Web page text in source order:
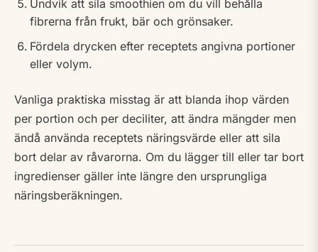
Undvik att sila smoothien om du vill behålla
fibrerna från frukt, bär och grönsaker.
Fördela drycken efter receptets angivna portioner
eller volym.
Vanliga praktiska misstag är att blanda ihop värden
per portion och per deciliter, att ändra mängder men
ändå använda receptets näringsvärde eller att sila
bort delar av råvarorna. Om du lägger till eller tar bort
ingredienser gäller inte längre den ursprungliga
näringsberäkningen.